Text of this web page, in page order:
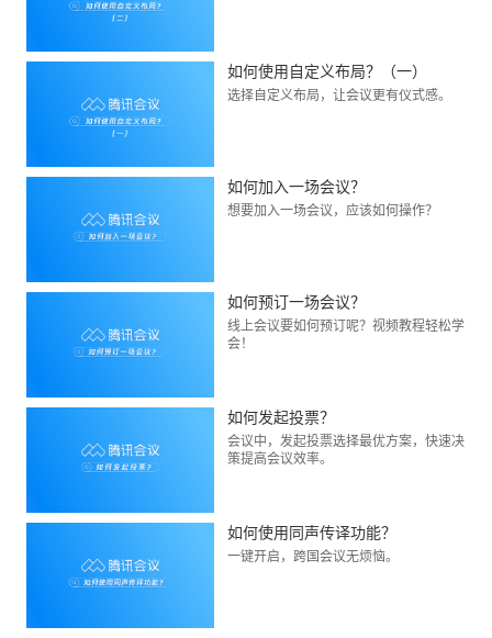
如何使用自定义布局？（一）
选择自定义布局，让会议更有仪式感。
如何加入一场会议？
想要加入一场会议，应该如何操作？
如何预订一场会议？
线上会议要如何预订呢？视频教程轻松学
会！
如何发起投票？
会议中，发起投票选择最优方案，快速决
策提高会议效率。
如何使用同声传译功能？
一键开启，跨国会议无烦恼。